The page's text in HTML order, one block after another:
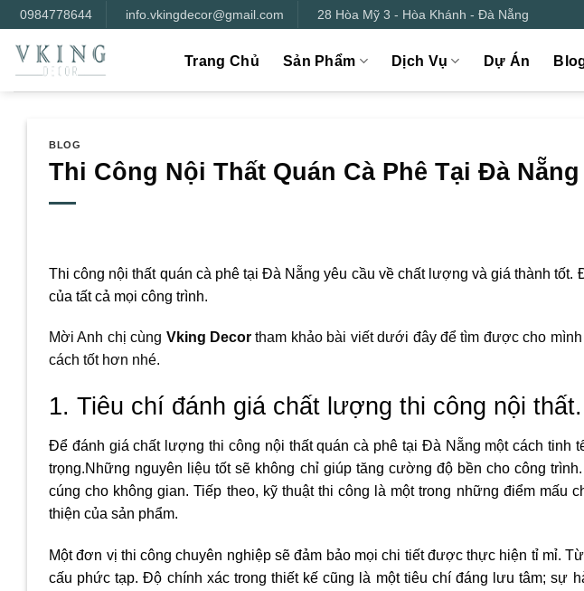
qua
nội
dung
0984778644 info.vkingdecor@gmail.com 28 Hòa Mỹ 3 - Hòa Khánh - Đà Nẵng
Trang Chủ Sản Phẩm Dịch Vụ Dự Án
BLOG
Thi Công Nội Thất Quán Cà Phê Tại Đà
Thi công nội thất quán cà phê tại Đà Nẵng yêu cầu về chất lượng và giá thành
của tất cả mọi công trình.
Mời Anh chị cùng Vking Decor tham khảo bài viết dưới đây để tìm được cho
cách tốt hơn nhé.
1. Tiêu chí đánh giá chất lượng thi công nội thất.
Để đánh giá chất lượng thi công nội thất quán cà phê tại Đà Nẵng một cách tinh
trọng.Những nguyên liệu tốt sẽ không chỉ giúp tăng cường độ bền cho công
cúng cho không gian. Tiếp theo, kỹ thuật thi công là một trong những điểm mấu
thiện của sản phẩm.
Một đơn vị thi công chuyên nghiệp sẽ đảm bảo mọi chi tiết được thực hiện tỉ mỉ.
cấu phức tạp. Độ chính xác trong thiết kế cũng là một tiêu chí đáng lưu tâm; sự